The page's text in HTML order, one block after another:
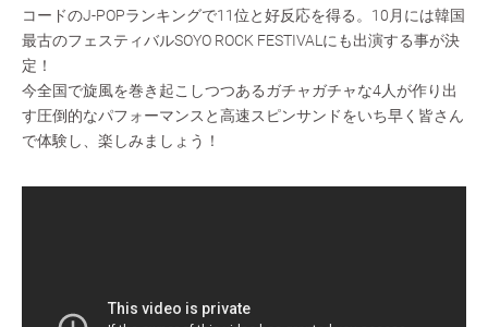
コードのJ-POPランキングで11位と好反応を得る。10月には韓国
最古のフェスティバルSOYO ROCK FESTIVALにも出演する事が決
定！
今全国で旋風を巻き起こしつつあるガチャガチャな4人が作り出
す圧倒的なパフォーマンスと高速スピンサンドをいち早く皆さん
で体験し、楽しみましょう！